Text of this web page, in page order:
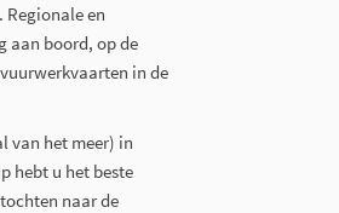
en
aan boord, op de
in de
van het meer) in
hebt u het beste
naar de